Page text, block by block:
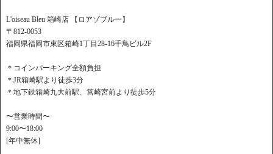
L'oiseau Bleu 箱崎店 【ロアゾブルー】
〒812-0053
福岡県福岡市東区箱崎1丁目28-16千鳥ビル2F
＊コインパーキング全額負担
＊JR箱崎駅より徒歩3分
＊地下鉄箱崎九大前駅、筥崎宮前より徒歩5分
〜営業時間〜
9:00〜18:00
[年中無休]